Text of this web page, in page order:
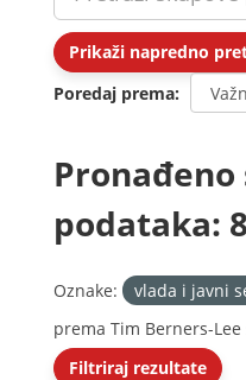
Prikaži napredno
Poredaj prema
Pronađeno
podataka: 8
Oznake: vlada i javni
prema Tim Berners-Lee
Filtriraj rezultate